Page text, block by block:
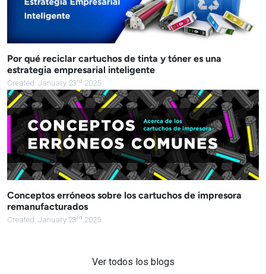
Por qué reciclar cartuchos de tinta y tóner es una
estrategia empresarial inteligente
Created: January 23rd 2025
Conceptos erróneos sobre los cartuchos de impresora
remanufacturados
Created: January 23rd 2025
Ver todos los blogs